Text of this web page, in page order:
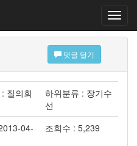
댓글 달기
질의회
하위분류 : 장기수
선
04-
조회수 : 5,239